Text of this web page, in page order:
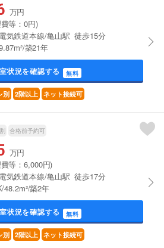
万円
等：0円)
気鉄道本線/亀山駅 徒歩15分
築21年
状況を確認する 無料
別 2階以上 ネット接続可
合格前予約可
万円
等：6,000円)
気鉄道本線/亀山駅 徒歩17分
48.2m²/築2年
状況を確認する 無料
別 2階以上 ネット接続可